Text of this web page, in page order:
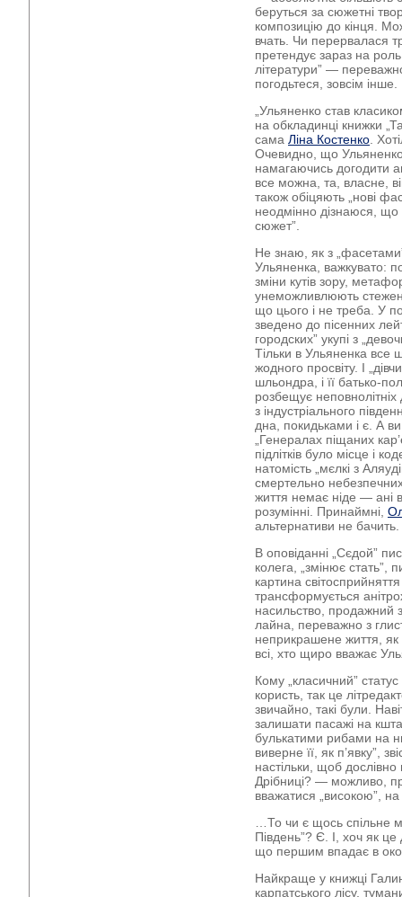
беруться за сюжетні
композицію до кінця.
вчать. Чи перервалася
претендує зараз на роль
літератури” —
погодьтеся, зовсім інше.
„Ульяненко став
на обкладинці книжки
сама Ліна Костенко .
Очевидно, що
намагаючись догодити
все можна, та, власне,
також обіцяють „нові
неодмінно дізнаюся, що
сюжет”.
Не знаю, як з
Ульяненка, важкувато:
зміни кутів зору,
унеможливлюють
що цього і не треба. У
зведено до пісенних
городских” укупі з
Тільки в Ульяненка все
жодного просвіту. І
шльондра, і її батько-
розбещує неповнолітніх
з індустріального
дна, покидьками і є. А
„Генералах піщаних
підлітків було місце і
натомість „мєлкі з
смертельно
життя немає ніде — ані
розумінні. Принаймні,
альтернативи не бачить.
В оповіданні „Сєдой”
колега, „змінює стать”,
картина
трансформується
насильство, продажний
лайна, переважно з
неприкрашене життя,
всі, хто щиро вважає
Кому „класичний”
користь, так це
звичайно, такі були.
залишати пасажі на
булькатими рибами на
виверне її, як п’явку”,
настільки, щоб
Дрібниці? — можливо,
вважатися „високою”,
…То чи є щось спільне
Південь”? Є. І, хоч як
що першим впадає в
Найкраще у книжці
карпатського лісу,